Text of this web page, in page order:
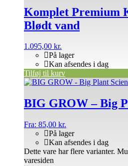
Komplet Premium
Blødt vand
1.095,00 kr.
På lager
Kan afsendes i dag
Tilføj til kurv
BIG GROW – Big
Fra: 85,00 kr.
På lager
Kan afsendes i dag
Dette vare har flere varianter.
varesiden